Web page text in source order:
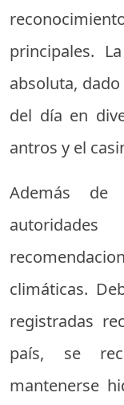
principales.
absoluta,
del día en
antros y el
Además de
climáticas.
registradas
país, se
mantenerse